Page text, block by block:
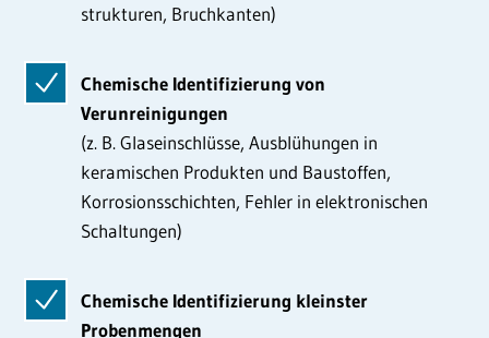
strukturen, Bruchkanten)
Chemische Identifizierung von
Verunreinigungen
(z. B. Glaseinschlüsse, Ausblühungen in
keramischen Produkten und Baustoffen,
Korrosionsschichten, Fehler in elektronischen
Schaltungen)
Chemische Identifizierung kleinster
Probenmengen